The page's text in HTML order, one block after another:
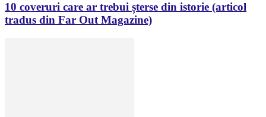
10 coveruri care ar trebui șterse din istorie (articol
tradus din Far Out Magazine)